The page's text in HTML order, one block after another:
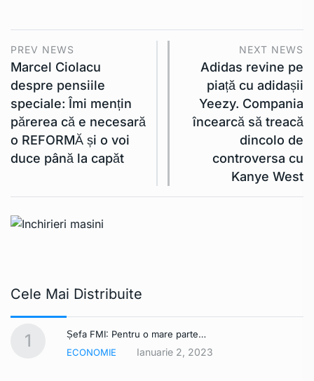
PREV NEWS
Marcel Ciolacu
despre pensiile
speciale: Îmi mențin
părerea că e necesară
o REFORMĂ și o voi
duce până la capăt
NEXT NEWS
Adidas revine pe
piață cu adidașii
Yeezy. Compania
încearcă să treacă
dincolo de
controversa cu
Kanye West
Cele Mai Distribuite
1
Șefa FMI: Pentru o mare parte…
ECONOMIE
Ianuarie 2, 2023